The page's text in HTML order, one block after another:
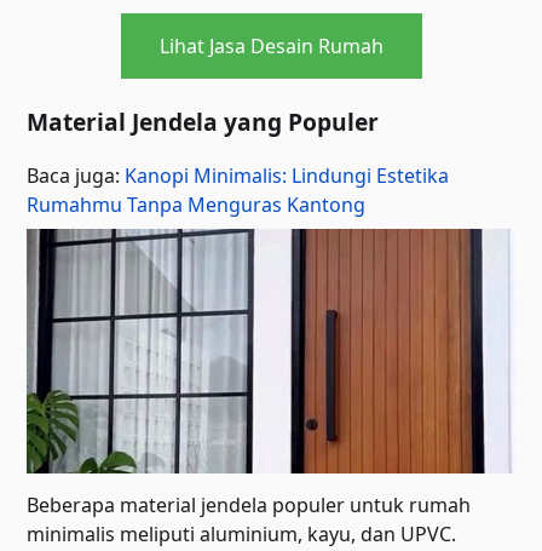
Lihat Jasa Desain Rumah
Material Jendela yang Populer
Baca juga: Kanopi Minimalis: Lindungi Estetika
Rumahmu Tanpa Menguras Kantong
Beberapa material jendela populer untuk rumah
minimalis meliputi aluminium, kayu, dan UPVC.